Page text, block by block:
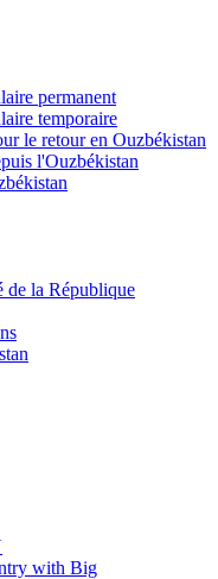
permanent
temporaire
le retour en Ouzbékistan
l'Ouzbékistan
de la République
with Big